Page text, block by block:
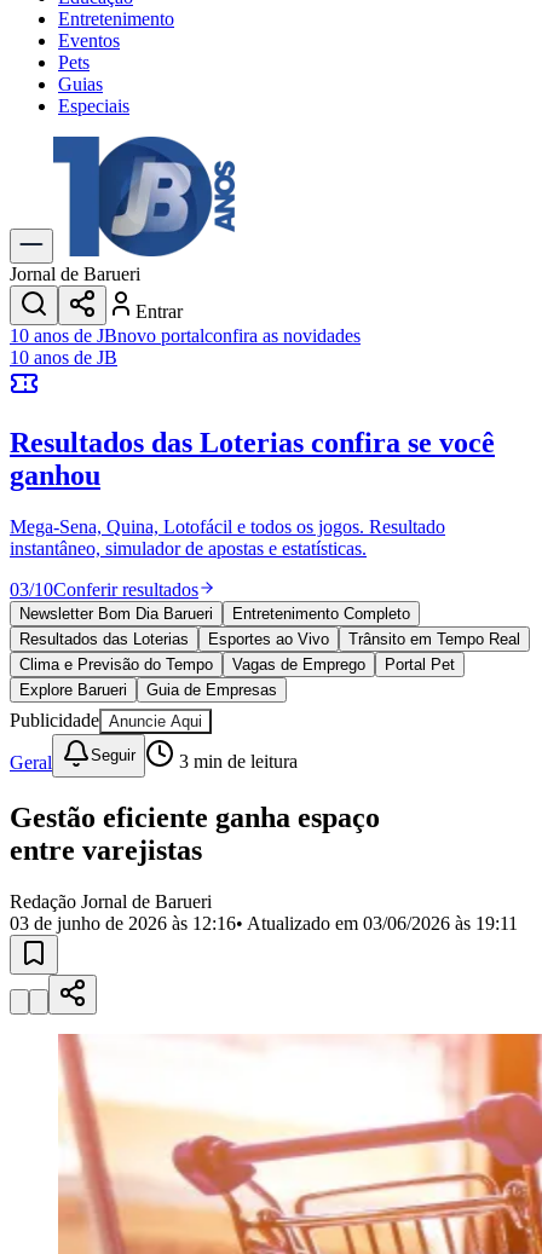
Entretenimento
Eventos
Pets
Guias
Especiais
Explore Tudo
Últimas Notícias
Previsão do Tempo
Trânsito e Rotas
Dia a Dia & Lazer
Transportes
Gastronomia
Cinema & Shows
JogosNovo
Anuncie no Portal
Cadastrar Empresa
Divulgar Vagas
Política
Esportes
Saúde
Segurança
Cultura
Meio Ambiente
Obras
Educação
Bairros de Barueri
Selecione sua regiãoPara notícias da sua região
JubranBelvalBethavilleBoa
VistaCalifórnia CarapicuíbaCentroChácaras MarcoCidades da
Região
Militar
Califórnia Jardim dos Altos
Esperança Jardim Graziela
Mutinga
Jardim Paraíso Jardim Paulista Jardim ReginaliceJardim São
Jardim São Pedro
Jardim Tupanci
Parque dos
Camargos
Parque ImperialParque Santa Luzia Parque VianaPirapora
do Bom Jesus
Recanto Phrynéa
Santana de
Silveira Tamboré Vale do SolVila Barros Vila Boa VistaVila
do Conde
Vila Engenho NovoVila Márcia
Vila Nossa Sra. da
EscadaVila PortoVotupoca
Jornal de Barueri
Entrar
10 anos de JBnovo portalconfira as novidades
10 anos de JB
Resultados das Loterias confira se você
ganhou
Mega-Sena, Quina, Lotofácil e todos os jogos. Resultado
instantâneo, simulador de apostas e estatísticas.
03/10Conferir resultados
Newsletter Bom Dia Barueri
Entretenimento Completo
Resultados das Loterias
Esportes ao Vivo
Trânsito em Tempo Real
Clima e Previsão do Tempo
Vagas de Emprego
Portal Pet
Explore Barueri
Guia de Empresas
Publicidade Anuncie Aqui
Geral Seguir 3 min de leitura
Gestão eficiente ganha espaço
entre varejistas
Redação Jornal de Barueri
03 de junho de 2026 às 12:16• Atualizado em 03/06/2026 às 19:11